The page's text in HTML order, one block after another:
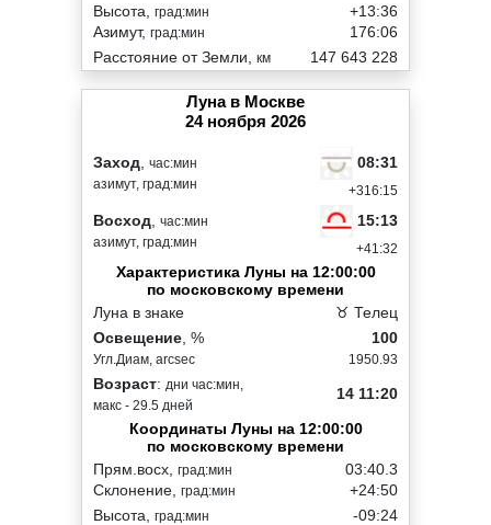
Высота, град:мин
Азимут, град:мин
+13:36
176:06
Расстояние от Земли, км 147 643 228
Луна в Москве
24 ноября 2026
Заход час:мин
азимут, град:мин
08:31
+316:15
Восход час:мин
азимут, град:мин
15:13
+41:32
Характеристика Луны на 12:00:00
по московскому времени
Луна в знаке
♉ Телец
Освещение , %
Угл.Диам, arcsec
100
1950.93
Возраст: дни час:мин,
макс - 29.5 дней
14 11:20
Координаты Луны на 12:00:00
по московскому времени
Прям.восх, град:мин
Склонение, град:мин
03:40.3
+24:50
Высота, град:мин
-09:24